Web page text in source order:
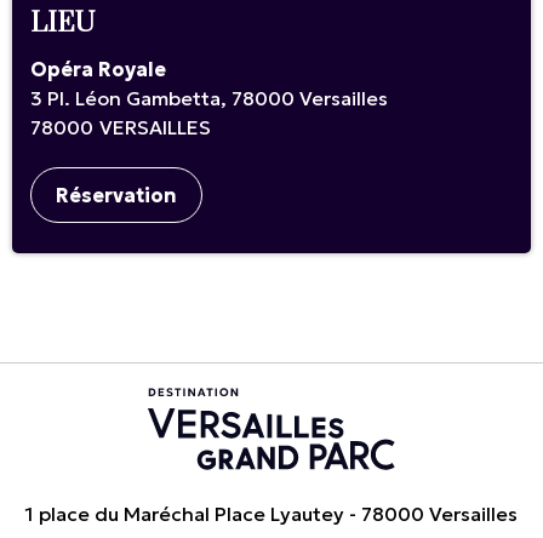
LIEU
Opéra Royale
3 Pl. Léon Gambetta, 78000 Versailles
78000 VERSAILLES
Réservation
1 place du Maréchal Place Lyautey - 78000 Versailles